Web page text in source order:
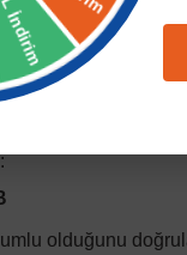
kodlarına
olduğunu